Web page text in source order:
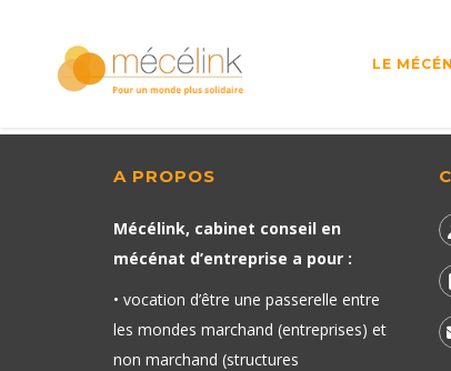
LE
A PROPOS
Mécélink, cabinet conseil en
mécénat d’entreprise a pour :
• vocation d’être une passerelle entre
les mondes marchand (entreprises) et
non marchand (structures